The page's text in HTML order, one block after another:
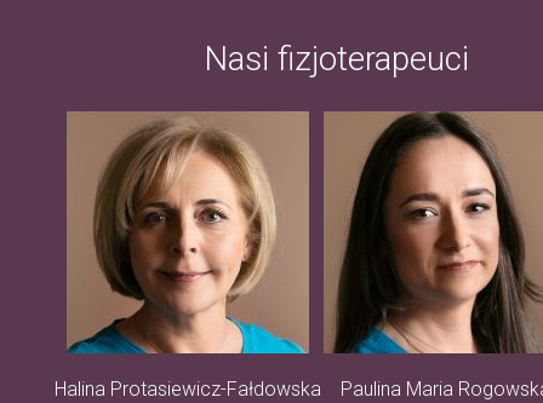
Nasi fizjoterapeuci
Halina Protasiewicz-Fałdowska Paulina Maria